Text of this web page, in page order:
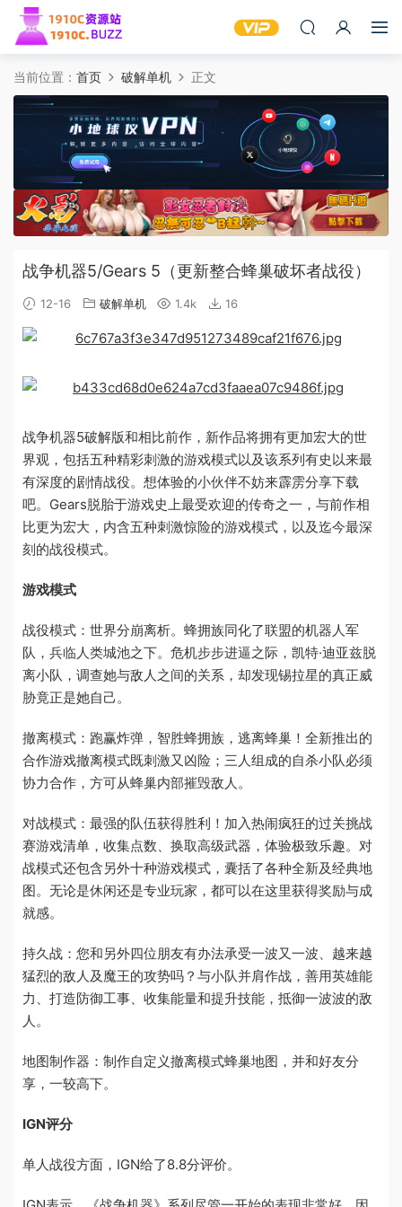
当前位置： 首页 破解单机 正文
战争机器5/Gears 5（更新整合蜂巢破坏者战役）
12-16 破解单机 1.4k 16
战争机器5破解版和相比前作，新作品将拥有更加宏大的世
界观，包括五种精彩刺激的游戏模式以及该系列有史以来最
有深度的剧情战役。想体验的小伙伴不妨来霹雳分享下载
吧。Gears脱胎于游戏史上最受欢迎的传奇之一，与前作相
比更为宏大，内含五种刺激惊险的游戏模式，以及迄今最深
刻的战役模式。
游戏模式
战役模式：世界分崩离析。蜂拥族同化了联盟的机器人军
队，兵临人类城池之下。危机步步进逼之际，凯特·迪亚兹脱
离小队，调查她与敌人之间的关系，却发现锡拉星的真正威
胁竟正是她自己。
撤离模式：跑赢炸弹，智胜蜂拥族，逃离蜂巢！全新推出的
合作游戏撤离模式既刺激又凶险；三人组成的自杀小队必须
协力合作，方可从蜂巢内部摧毁敌人。
对战模式：最强的队伍获得胜利！加入热闹疯狂的过关挑战
赛游戏清单，收集点数、换取高级武器，体验极致乐趣。对
战模式还包含另外十种游戏模式，囊括了各种全新及经典地
图。无论是休闲还是专业玩家，都可以在这里获得奖励与成
就感。
持久战：您和另外四位朋友有办法承受一波又一波、越来越
猛烈的敌人及魔王的攻势吗？与小队并肩作战，善用英雄能
力、打造防御工事、收集能量和提升技能，抵御一波波的敌
人。
地图制作器：制作自定义撤离模式蜂巢地图，并和好友分
享，一较高下。
IGN评分
单人战役方面，IGN给了8.8分评价。